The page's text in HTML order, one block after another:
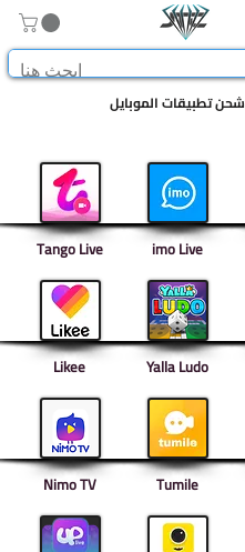
شحن تطبيقات الموبايل
imo Live
Yalla Ludo
Tumile
Tango Live
Likee
Nimo TV